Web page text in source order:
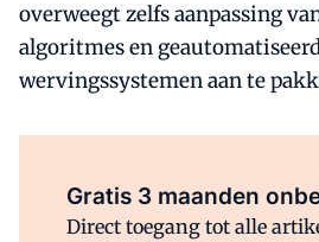
overweegt zelfs aanpassing
algoritmes en
wervingssystemen aan te
Gratis 3 maanden
Direct toegang tot alle